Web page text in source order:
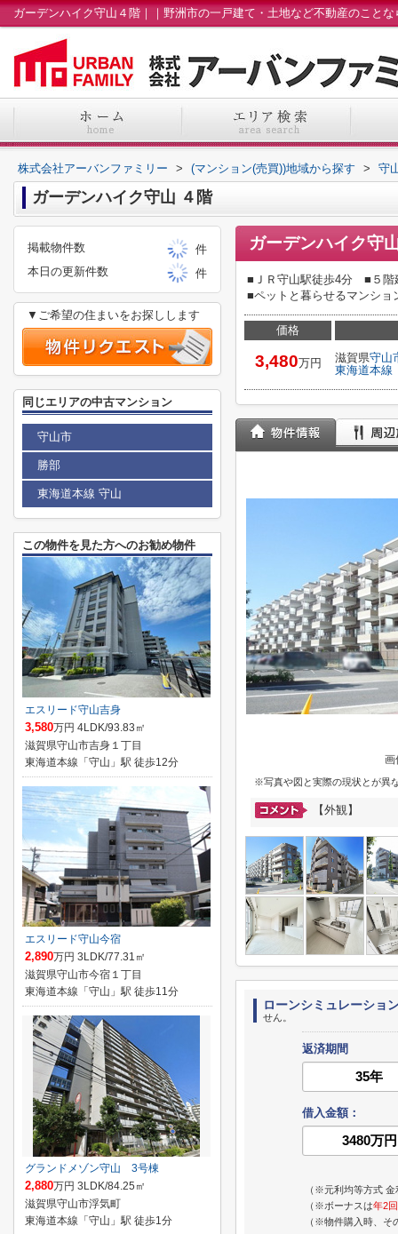
株式会社アーバンファミリー > (マンション(売買))地域から探す > 守
ガーデンハイク守山 ４階
ガーデンハイク守
■ＪＲ守山駅徒歩4分 ■５
■ペットと暮らせるマンショ
価格
3,480万円 滋賀県守山
東海道本線
画
※写真や図と実際の現状とが異
【外観】
ローンシミュレーショ
せん。
返済期間
借入金額：
（※元利均等方式 金
（※ボーナスは年2回
（※物件購入時、そ
掲載物件数
件
本日の更新件数
件
▼ご希望の住まいをお探しします
同じエリアの中古マンション
守山市
勝部
東海道本線 守山
この物件を見た方へのお勧め物件
エスリード守山吉身
3,580万円 4LDK/93.83㎡
滋賀県守山市吉身１丁目
東海道本線「守山」駅 徒歩12分
エスリード守山今宿
2,890万円 3LDK/77.31㎡
滋賀県守山市今宿１丁目
東海道本線「守山」駅 徒歩11分
グランドメゾン守山 3号棟
2,880万円 3LDK/84.25㎡
滋賀県守山市浮気町
東海道本線「守山」駅 徒歩1分